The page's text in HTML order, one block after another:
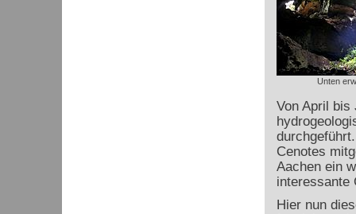
Unten
Von April bis
Cenotes
Aachen ein
interessante
Hier nun